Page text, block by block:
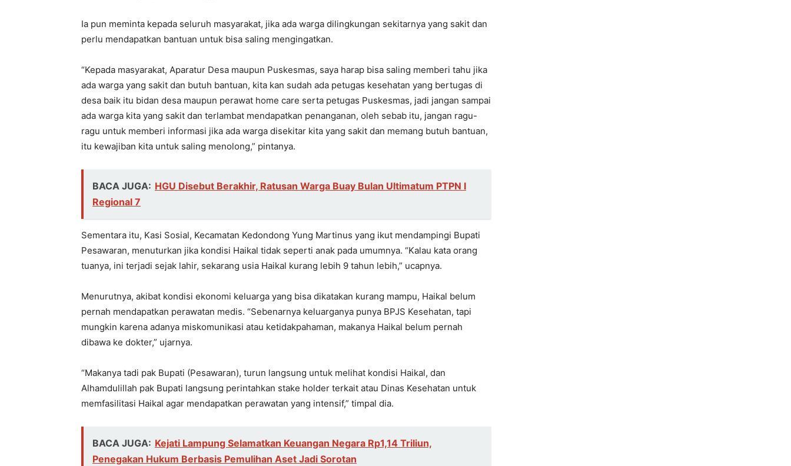
Ia pun meminta kepada seluruh masyarakat, jika ada warga dilingkungan sekitarnya yang sakit dan
perlu mendapatkan bantuan untuk bisa saling mengingatkan.
“Kepada masyarakat, Aparatur Desa maupun Puskesmas, saya harap bisa saling memberi tahu jika
ada warga yang sakit dan butuh bantuan, kita kan sudah ada petugas kesehatan yang bertugas di
desa baik itu bidan desa maupun perawat home care serta petugas Puskesmas, jadi jangan sampai
ada warga kita yang sakit dan terlambat mendapatkan penanganan, oleh sebab itu, jangan ragu-
ragu untuk memberi informasi jika ada warga disekitar kita yang sakit dan memang butuh bantuan,
itu kewajiban kita untuk saling menolong,” pintanya.
BACA JUGA: HGU Disebut Berakhir, Ratusan Warga Buay Bulan Ultimatum PTPN I
Regional 7
Sementara itu, Kasi Sosial, Kecamatan Kedondong Yung Martinus yang ikut mendampingi Bupati
Pesawaran, menuturkan jika kondisi Haikal tidak seperti anak pada umumnya. “Kalau kata orang
tuanya, ini terjadi sejak lahir, sekarang usia Haikal kurang lebih 9 tahun lebih,” ucapnya.
Menurutnya, akibat kondisi ekonomi keluarga yang bisa dikatakan kurang mampu, Haikal belum
pernah mendapatkan perawatan medis. “Sebenarnya keluarganya punya BPJS Kesehatan, tapi
mungkin karena adanya miskomunikasi atau ketidakpahaman, makanya Haikal belum pernah
dibawa ke dokter,” ujarnya.
“Makanya tadi pak Bupati (Pesawaran), turun langsung untuk melihat kondisi Haikal, dan
Alhamdulillah pak Bupati langsung perintahkan stake holder terkait atau Dinas Kesehatan untuk
memfasilitasi Haikal agar mendapatkan perawatan yang intensif,” timpal dia.
BACA JUGA: Kejati Lampung Selamatkan Keuangan Negara Rp1,14 Triliun,
Penegakan Hukum Berbasis Pemulihan Aset Jadi Sorotan